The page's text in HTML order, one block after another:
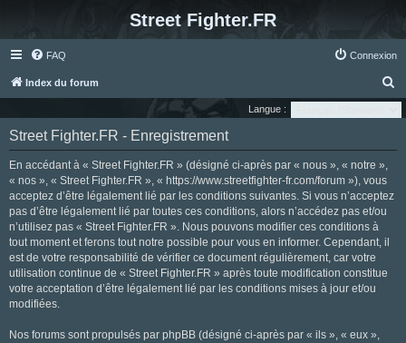
Street Fighter.FR
FAQ Connexion
Index du forum
e
Langue :
Street Fighter.FR - Enregistrement
En accédant à « Street Fighter.FR » (désigné ci-après par « nous », « notre »,
« nos », « Street Fighter.FR », « https://www.streetfighter-fr.com/forum »), vous
acceptez d’être légalement lié par les conditions suivantes. Si vous n’acceptez
pas d’être légalement lié par toutes ces conditions, alors n’accédez pas et/ou
n’utilisez pas « Street Fighter.FR ». Nous pouvons modifier ces conditions à
tout moment et ferons tout notre possible pour vous en informer. Cependant, il
est de votre responsabilité de vérifier ce document régulièrement, car votre
utilisation continue de « Street Fighter.FR » après toute modification constitue
votre acceptation d’être légalement lié par les conditions mises à jour et/ou
modifiées.
Nos forums sont propulsés par phpBB (désigné ci-après par « ils », « eux »,